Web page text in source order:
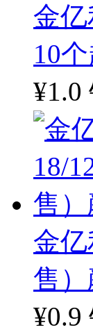
金
10个
¥1.0
金
售
¥0.9